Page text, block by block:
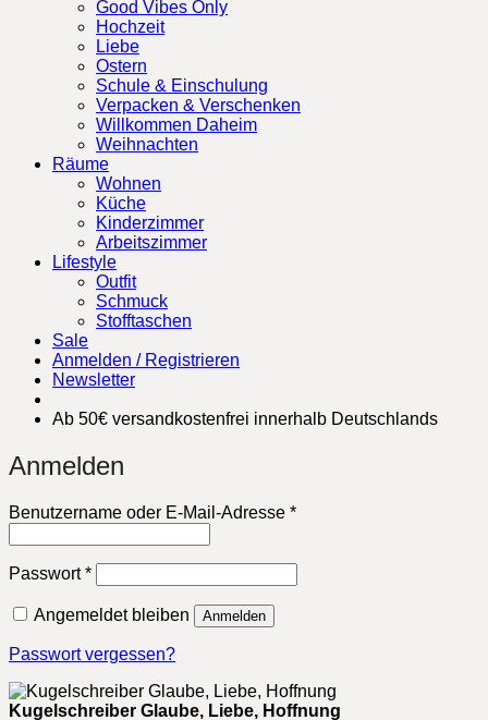
Good Vibes Only
Hochzeit
Liebe
Ostern
Schule & Einschulung
Verpacken & Verschenken
Willkommen Daheim
Weihnachten
Räume
Wohnen
Küche
Kinderzimmer
Arbeitszimmer
Lifestyle
Outfit
Schmuck
Stofftaschen
Sale
Anmelden / Registrieren
Newsletter
Ab 50€ versandkostenfrei innerhalb Deutschlands
Anmelden
Benutzername oder E-Mail-Adresse *Erforderlich
Passwort*Erforderlich
Angemeldet bleiben Anmelden
Passwort vergessen?
Kugelschreiber Glaube, Liebe, Hoffnung